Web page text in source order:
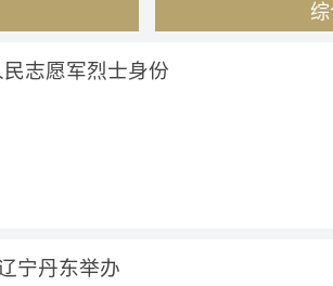
《中朝友好合作互助条约》签订65周
更多内容...
志愿军烈士身份
宁丹东举办